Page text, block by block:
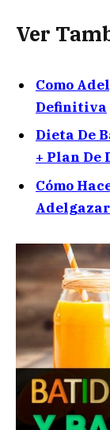
Ver
Como
Definitiva
Dieta De
+ Plan De
Cómo
Adelgazar